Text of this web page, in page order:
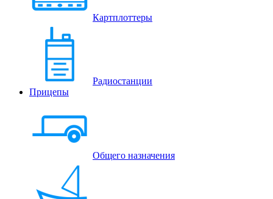
Картплоттеры
Радиостанции
Прицепы
Общего назначения